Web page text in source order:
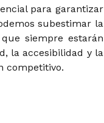
para garantizar
subestimar la
siempre estarán
la accesibilidad y la
competitivo.